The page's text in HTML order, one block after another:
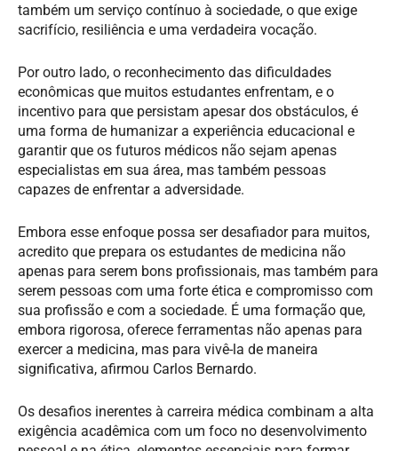
também um serviço contínuo à sociedade, o que exige
sacrifício, resiliência e uma verdadeira vocação.
Por outro lado, o reconhecimento das dificuldades
econômicas que muitos estudantes enfrentam, e o
incentivo para que persistam apesar dos obstáculos, é
uma forma de humanizar a experiência educacional e
garantir que os futuros médicos não sejam apenas
especialistas em sua área, mas também pessoas
capazes de enfrentar a adversidade.
Embora esse enfoque possa ser desafiador para muitos,
acredito que prepara os estudantes de medicina não
apenas para serem bons profissionais, mas também para
serem pessoas com uma forte ética e compromisso com
sua profissão e com a sociedade. É uma formação que,
embora rigorosa, oferece ferramentas não apenas para
exercer a medicina, mas para vivê-la de maneira
significativa, afirmou Carlos Bernardo.
Os desafios inerentes à carreira médica combinam a alta
exigência acadêmica com um foco no desenvolvimento